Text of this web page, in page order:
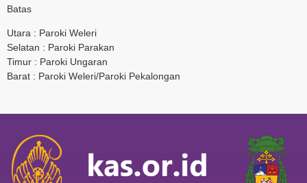
Batas
Utara : Paroki Weleri
Selatan : Paroki Parakan
Timur : Paroki Ungaran
Barat : Paroki Weleri/Paroki Pekalongan